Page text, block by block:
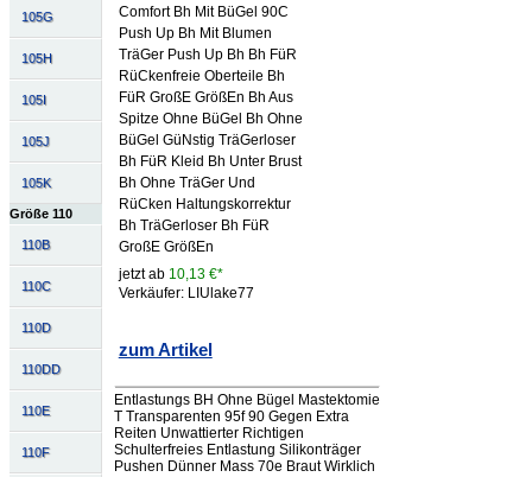
105G
105H
105I
105J
105K
Größe 110
110B
110C
110D
110DD
110E
110F
Comfort Bh Mit BüGel 90C
Push Up Bh Mit Blumen
TräGer Push Up Bh Bh FüR
RüCkenfreie Oberteile Bh
FüR GroßE GrößEn Bh Aus
Spitze Ohne BüGel Bh Ohne
BüGel GüNstig TräGerloser
Bh FüR Kleid Bh Unter Brust
Bh Ohne TräGer Und
RüCken Haltungskorrektur
Bh TräGerloser Bh FüR
GroßE GrößEn
jetzt ab 10,13 €*
Verkäufer: LIUlake77
zum Artikel
Entlastungs BH Ohne Bügel Mastektomie
T Transparenten 95f 90 Gegen Extra
Reiten Unwattierter Richtigen
Schulterfreies Entlastung Silikonträger
Pushen Dünner Mass 70e Braut Wirklich